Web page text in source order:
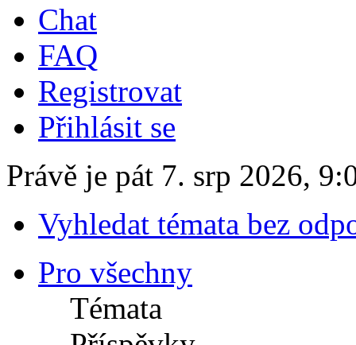
Chat
FAQ
Registrovat
Přihlásit se
Právě je pát 7. srp 2026,
Vyhledat témata bez
Pro všechny
Témata